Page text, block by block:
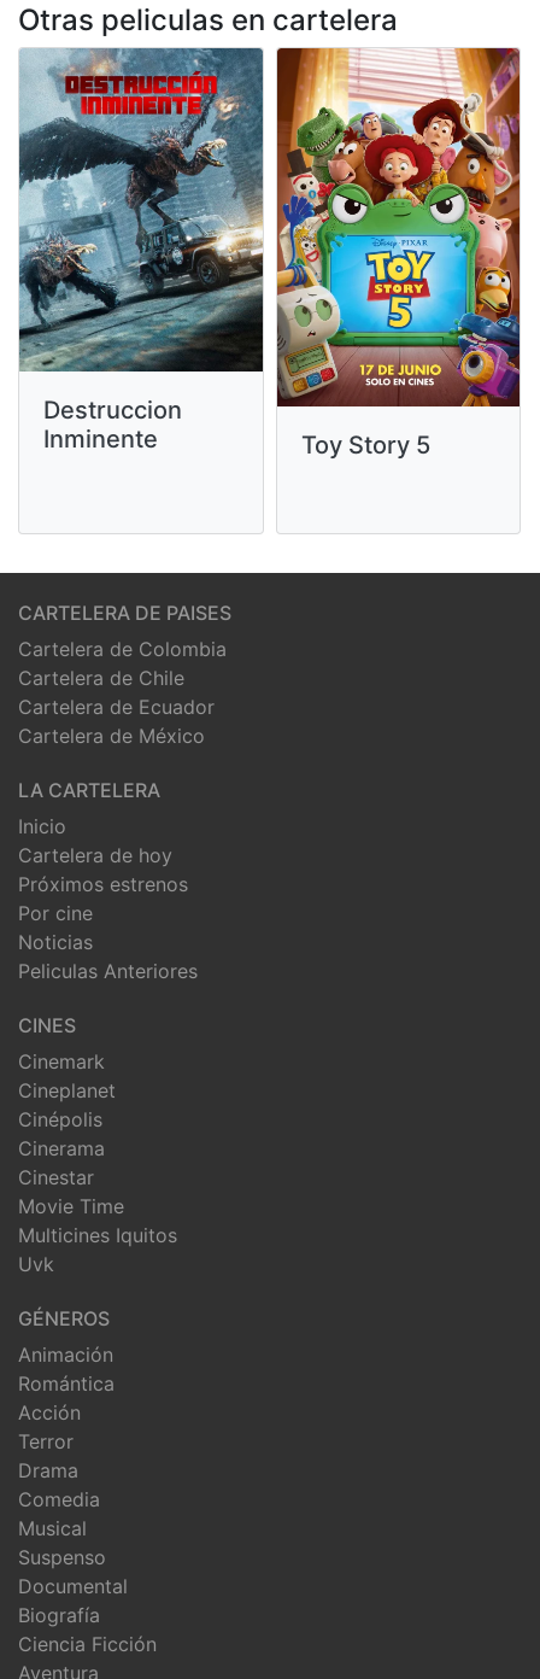
Otras peliculas en cartelera
Destruccion
Inminente
Toy Story 5
CARTELERA DE PAISES
Cartelera de Colombia
Cartelera de Chile
Cartelera de Ecuador
Cartelera de México
LA CARTELERA
Inicio
Cartelera de hoy
Próximos estrenos
Por cine
Noticias
Peliculas Anteriores
CINES
Cinemark
Cineplanet
Cinépolis
Cinerama
Cinestar
Movie Time
Multicines Iquitos
Uvk
GÉNEROS
Animación
Romántica
Acción
Terror
Drama
Comedia
Musical
Suspenso
Documental
Biografía
Ciencia Ficción
Aventura